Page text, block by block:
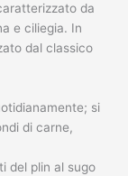
da
e ciliegia. In
dal classico
si
di carne,
del plin al sugo